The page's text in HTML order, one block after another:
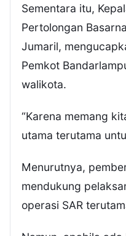
Sementara itu,
Pertolongan
Jumaril,
Pemkot
walikota.
“Karena memang
utama terutama
Menurutnya,
mendukung
operasi SAR